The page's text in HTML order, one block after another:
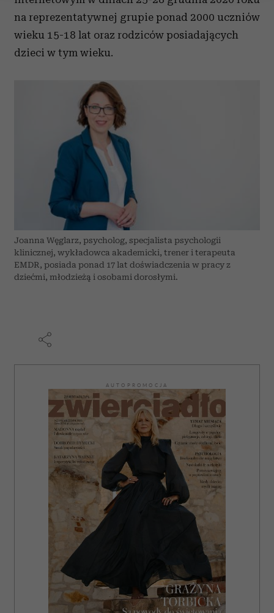
Wykorzystujemy pliki cookie do spersonalizowania treści
i reklam, aby oferować funkcje społecznościowe i
analizować ruch w naszej witrynie. Informacje o tym, jak
korzystasz z naszej witryny, udostępniamy partnerom
Partnerzy mogą połączyć te informacje z innymi danymi
otrzymanymi od Ciebie lub uzyskanymi podczas
korzystania z ich usług.
na reprezentatywnej grupie ponad 2000 uczniów
wieku 15-18 lat oraz rodziców posiadających
dzieci w tym wieku.
Joanna Węglarz, psycholog, specjalista psychologii
klinicznej, wykładowca akademicki, trener i terapeuta
EMDR, posiada ponad 17 lat doświadczenia w pracy z
dziećmi, młodzieżą i osobami dorosłymi.
AUTOPROMOCJA